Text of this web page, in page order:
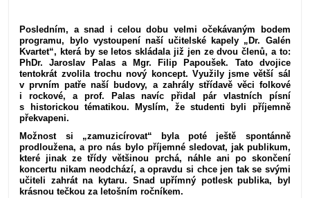
Posledním, a snad i celou dobu velmi očekávaným bodem
programu, bylo vystoupení naší učitelské kapely „Dr. Galén
Kvartet“, která by se letos skládala již jen ze dvou členů, a to:
PhDr. Jaroslav Palas a Mgr. Filip Papoušek. Tato dvojice
tentokrát zvolila trochu nový koncept. Využily jsme větší sál
v prvním patře naší budovy, a zahrály střídavě věci folkové
i rockové, a prof. Palas navíc přidal pár vlastních písní
s historickou tématikou. Myslím, že studenti byli příjemně
překvapeni.
Možnost si „zamuzicírovat“ byla poté ještě spontánně
prodloužena, a pro nás bylo příjemné sledovat, jak publikum,
které jinak ze třídy většinou prchá, náhle ani po skončení
koncertu nikam neodchází, a opravdu si chce jen tak se svými
učiteli zahrát na kytaru. Snad upřímný potlesk publika,
byl
krásnou tečkou za letošním ročníkem.